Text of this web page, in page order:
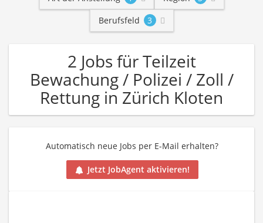
Berufsfeld
3
2 Jobs für Teilzeit
Bewachung / Polizei / Zoll /
Rettung in Zürich Kloten
Automatisch neue Jobs per E-Mail erhalten?
Jetzt JobAgent aktivieren!